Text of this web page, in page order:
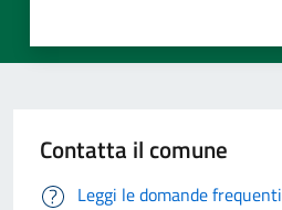
Contatta il comune
Leggi le domande frequenti